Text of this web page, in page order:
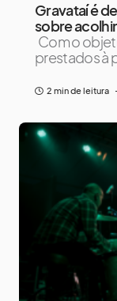
Gravataí é
sobre
Com o
prestados à
2 min de leitura